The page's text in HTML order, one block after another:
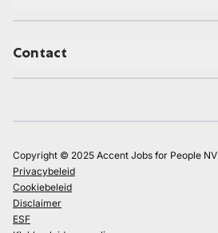
Contact
Copyright © 2025 Accent Jobs for People NV
Privacybeleid
Cookiebeleid
Disclaimer
ESF